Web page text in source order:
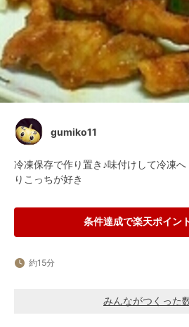
gumiko11
冷凍保存で作り置き♪味付けして冷凍
りこっちが好き
条件達成で楽天ポイン
約15分
みんながつくった